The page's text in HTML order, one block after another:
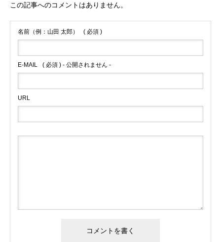
この記事へのコメントはありません。
名前（例：山田 太郎） ( 必須 )
E-MAIL ( 必須 ) - 公開されません -
URL